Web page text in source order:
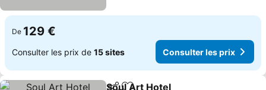
De 129 €
Consulter les prix de 15 sites Consulter les prix
Soul Art Hotel